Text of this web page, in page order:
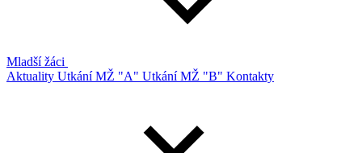
Mladší žáci
Aktuality Utkání MŽ "A" Utkání MŽ "B" Kontakty